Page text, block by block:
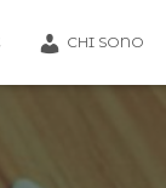
CHI SONO